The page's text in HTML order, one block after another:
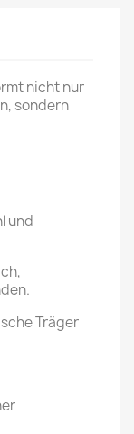
nicht nur
sondern
und
Träger